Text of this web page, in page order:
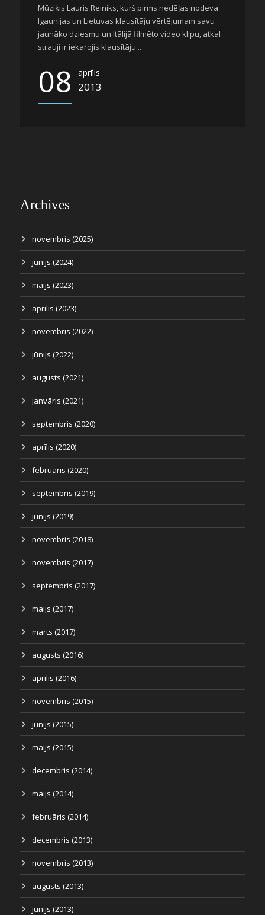
Mūziķis Lauris Reiniks, kurš pirms nedēļas nodeva
Igaunijas un Lietuvas klausītāju vērtējumam savu
jaunāko dziesmu un Itālijā filmēto video klipu, atkal
strauji ir iekarojis klausītāju...
08 aprīlis
2013
Archives
novembris (2025)
jūnijs (2024)
maijs (2023)
aprīlis (2023)
novembris (2022)
jūnijs (2022)
augusts (2021)
janvāris (2021)
septembris (2020)
aprīlis (2020)
februāris (2020)
septembris (2019)
jūnijs (2019)
novembris (2018)
novembris (2017)
septembris (2017)
maijs (2017)
marts (2017)
augusts (2016)
aprīlis (2016)
novembris (2015)
jūnijs (2015)
maijs (2015)
decembris (2014)
maijs (2014)
februāris (2014)
decembris (2013)
novembris (2013)
augusts (2013)
jūnijs (2013)